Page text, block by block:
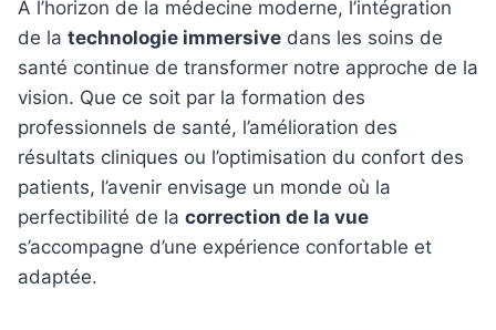
À l’horizon de la médecine moderne, l’intégration
de la technologie immersive dans les soins de
santé continue de transformer notre approche de la
vision. Que ce soit par la formation des
professionnels de santé, l’amélioration des
résultats cliniques ou l’optimisation du confort des
patients, l’avenir envisage un monde où la
perfectibilité de la correction de la vue
s’accompagne d’une expérience confortable et
adaptée.